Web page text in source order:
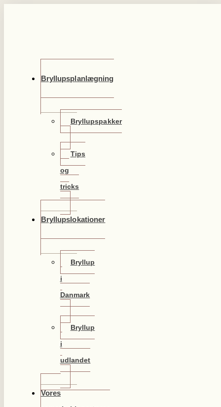
Bryllupsplanlægning
Bryllupspakker
Tips
og
tricks
Bryllupslokationer
Bryllup
i
Danmark
Bryllup
i
udlandet
Vores